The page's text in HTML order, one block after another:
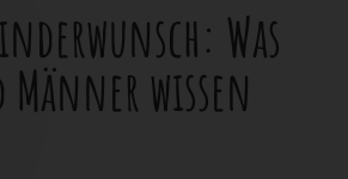
Was
wissen